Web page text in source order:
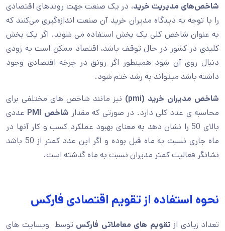
شاخص‌های مدیریت خرید، در یک صنعت جهت روندهای اقتصادی
را با توجه به دیدگاه مدیران خرید آن صنعت اندازه‌گیری می‌کنند که
به عنوان شاخص کلی یک بخش استفاده می شوند. اگر یک بخش
کلیدی در کشور در حال توقف باشد، اقتصاد ممکن است به زودی
دنبال روی آن شود همینطور اگر رونق در چرخه اقتصادی وجود
داشته باشد میتواند به رشد ختم شود.
شاخص مدیران خرید (pmi)
نیز مانند شاخص های مختلفی برای
محاسبه ی عدد کلی دارد. در صورتی که مقدار شاخص PMI
عددی
بالای 50 را نشان دهد به معنای بهبود عملکرد کسب و کار آنها در
ماه جاری نسبت به ماه قبل بوده و اگر این عدد کمتر از 50 باشد
نشانگر فعالیت کمتر مدیران نسبت به ماه گذشته است.
نحوه استفاده از تقویم اقتصادی فارکس
تعداد زیادی از تقویم های معاملاتی فارکس توسط وبسایت های